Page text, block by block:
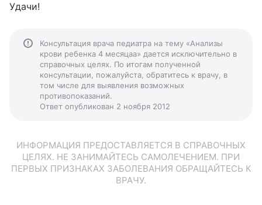
Удачи!
Консультация врача педиатра на тему «Анализы
крови ребенка 4 месяцаа» дается исключительно в
справочных целях. По итогам полученной
консультации, пожалуйста, обратитесь к врачу, в
том числе для выявления возможных
противопоказаний.
Ответ опубликован 2 ноября 2012
ИНФОРМАЦИЯ ПРЕДОСТАВЛЯЕТСЯ В СПРАВОЧНЫХ
ЦЕЛЯХ. НЕ ЗАНИМАЙТЕСЬ САМОЛЕЧЕНИЕМ. ПРИ
ПЕРВЫХ ПРИЗНАКАХ ЗАБОЛЕВАНИЯ ОБРАЩАЙТЕСЬ К
ВРАЧУ.